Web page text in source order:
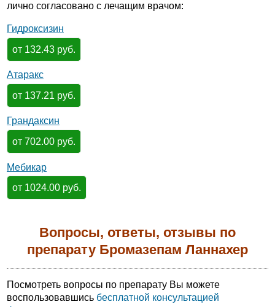
лично согласовано с лечащим врачом:
Гидроксизин
от 132.43 руб.
Атаракс
от 137.21 руб.
Грандаксин
от 702.00 руб.
Мебикар
от 1024.00 руб.
Вопросы, ответы, отзывы по
препарату Бромазепам Ланнахер
Посмотреть вопросы по препарату Вы можете
воспользовавшись бесплатной консультацией